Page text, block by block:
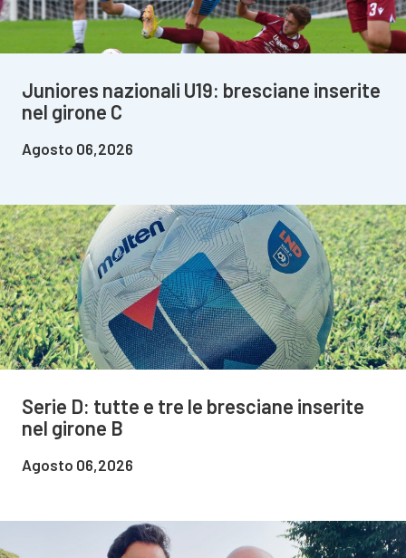
Juniores nazionali U19: bresciane inserite
nel girone C
Agosto 06,2026
Serie D: tutte e tre le bresciane inserite
nel girone B
Agosto 06,2026